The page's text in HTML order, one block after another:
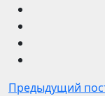
Предыдущий